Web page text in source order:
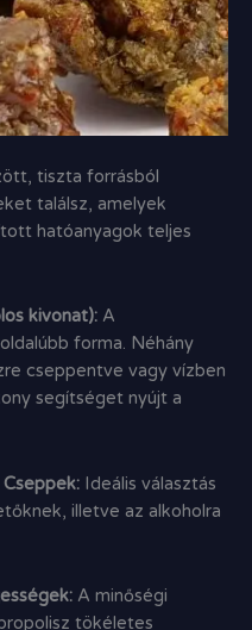
tiszta forrásból
találsz, amelyek
hatóanyagok teljes
kivonat):A
forma. Néhány
cseppentve vagy vízben
segítséget nyújt a
Ideális választás
illetve az alkoholra
A minőségi
tökéletes